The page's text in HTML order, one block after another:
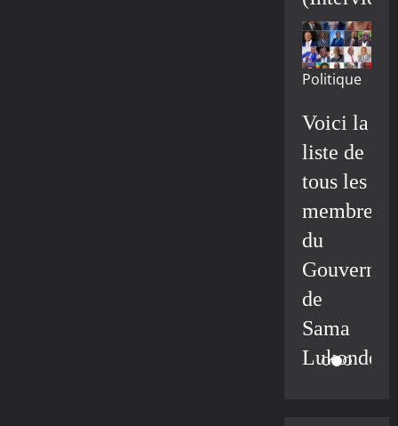
Politique
Voici la
liste de
tous les
membres
du
de
Sama
Lukonde